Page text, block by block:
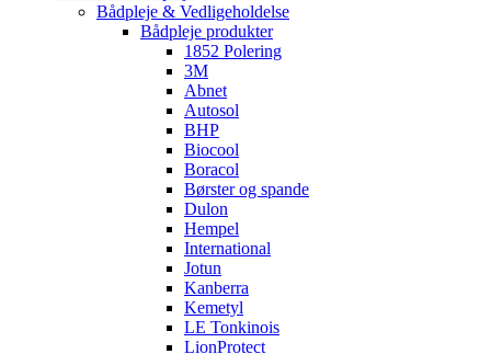
Bådpleje & Vedligeholdelse
Bådpleje produkter
1852 Polering
3M
Abnet
Autosol
BHP
Biocool
Boracol
Børster og spande
Dulon
Hempel
International
Jotun
Kanberra
Kemetyl
LE Tonkinois
LionProtect